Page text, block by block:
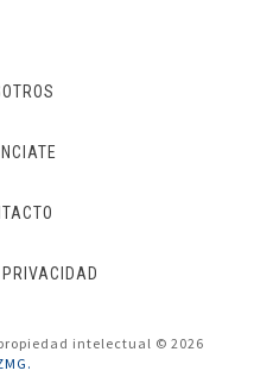
intelectual © 2026